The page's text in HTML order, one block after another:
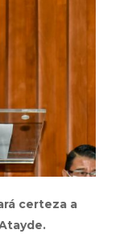
certeza a